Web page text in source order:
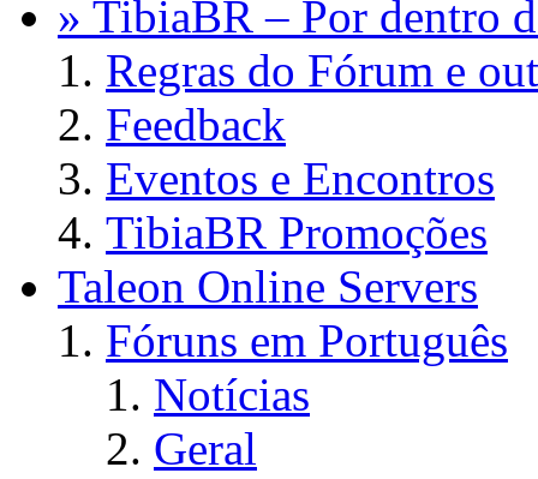
» TibiaBR – Por dentro
Regras do Fórum e
Feedback
Eventos e Encontros
TibiaBR Promoções
Taleon Online Servers
Fóruns em Português
Notícias
Geral